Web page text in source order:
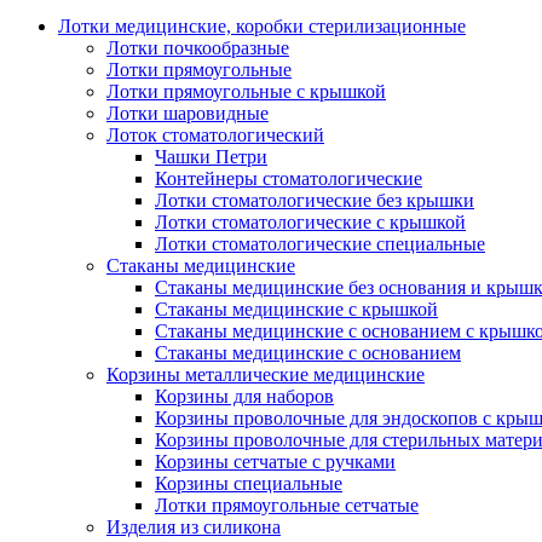
Лотки медицинские, коробки стерилизационные
Лотки почкообразные
Лотки прямоугольные
Лотки прямоугольные с крышкой
Лотки шаровидные
Лоток стоматологический
Чашки Петри
Контейнеры стоматологические
Лотки стоматологические без крышки
Лотки стоматологические с крышкой
Лотки стоматологические специальные
Стаканы медицинские
Стаканы медицинские без основания и
Стаканы медицинские с крышкой
Стаканы медицинские с основанием с
Стаканы медицинские с основанием
Корзины металлические медицинские
Корзины для наборов
Корзины проволочные для эндоскопов с
Корзины проволочные для стерильных
Корзины сетчатые с ручками
Корзины специальные
Лотки прямоугольные сетчатые
Изделия из силикона